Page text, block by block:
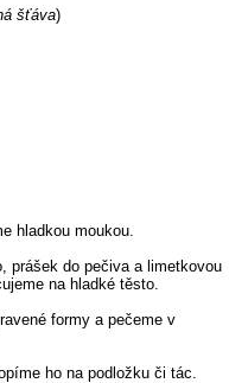
šťáva)
hladkou moukou.
prášek do pečiva a limetkovou
na hladké těsto.
formy a pečeme v
ho na podložku či tác.